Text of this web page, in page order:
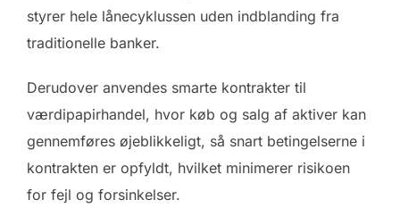
styrer hele lånecyklussen uden indblanding fra
traditionelle banker.
Derudover anvendes smarte kontrakter til
værdipapirhandel, hvor køb og salg af aktiver kan
gennemføres øjeblikkeligt, så snart betingelserne i
kontrakten er opfyldt, hvilket minimerer risikoen
for fejl og forsinkelser.